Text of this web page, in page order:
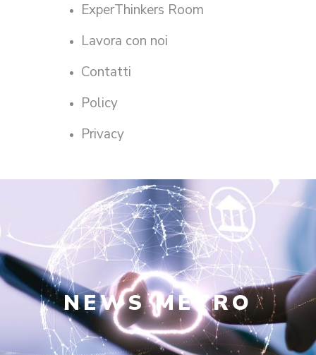
ExperThinkers Room
Lavora con noi
Contatti
Policy
Privacy
NEWSMETRO